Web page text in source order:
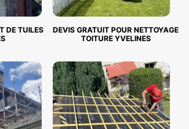
DE TUILES
DEVIS GRATUIT POUR NETTOYAGE
TOITURE YVELINES